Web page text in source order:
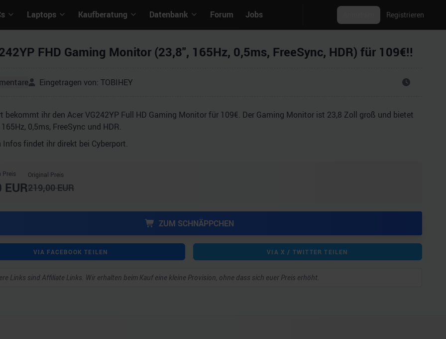
Laptops Kaufberatung Datenbank Forum Jobs Registrieren
FHD Gaming Monitor (23,8", 165Hz, 0,5ms, FreeSync, HDR) für 109€!!
Eingetragen von: TOBIHEY
bekommt ihr den Acer VG242YP Full HD Gaming Monitor für 109€. Der Gaming Monitor ist 23,8 Zoll groß und bietet
0,5ms, FreeSync und HDR.
Infos findet ihr direkt bei Cyberport.
Preis
EUR
Original Preis
219,00EUR
ZUM SCHNÄPPCHEN
VIA FACEBOOK TEILEN VIA X / TWITTER TEILEN
Links sind Affiliate Links. Wir erhalten beim Kauf eine kleine Provision, ohne dass sich euer Preis erhöht.